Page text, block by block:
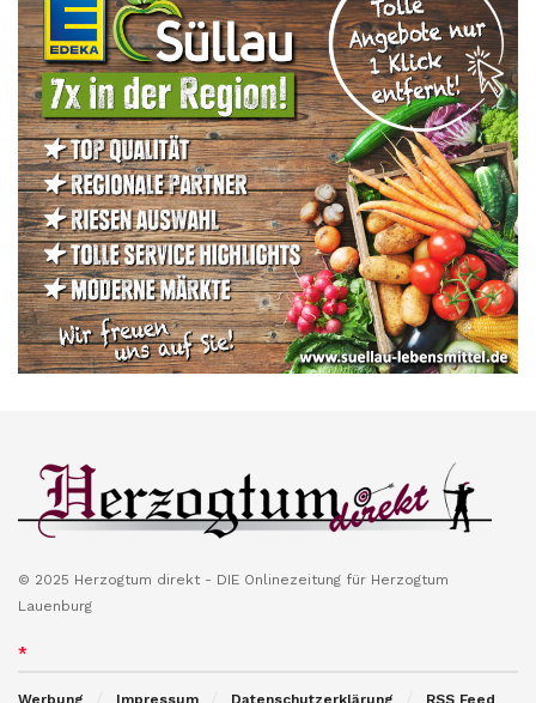
© 2025 Herzogtum direkt - DIE Onlinezeitung für Herzogtum
Lauenburg
*